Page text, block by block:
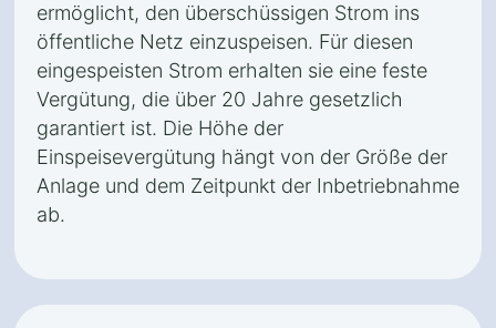
ermöglicht, den überschüssigen Strom ins
öffentliche Netz einzuspeisen. Für diesen
eingespeisten Strom erhalten sie eine feste
Vergütung, die über 20 Jahre gesetzlich
garantiert ist. Die Höhe der
Einspeisevergütung hängt von der Größe der
Anlage und dem Zeitpunkt der Inbetriebnahme
ab.